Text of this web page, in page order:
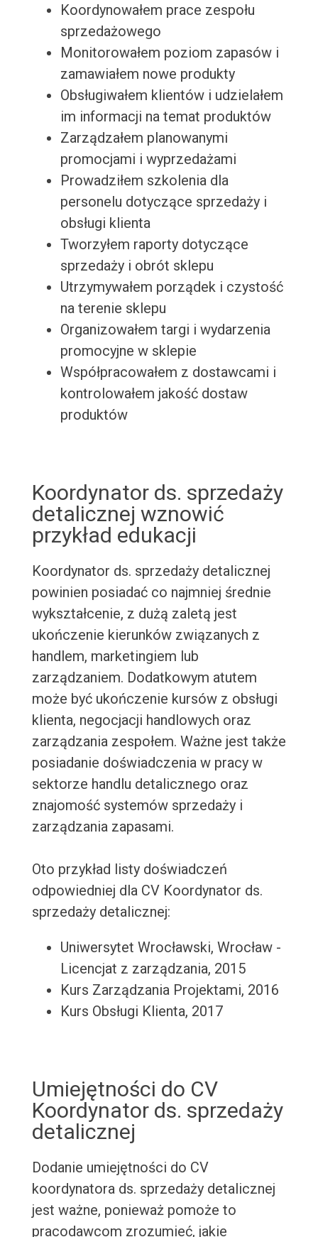
Koordynowałem prace zespołu
sprzedażowego
Monitorowałem poziom zapasów i
zamawiałem nowe produkty
Obsługiwałem klientów i udzielałem
im informacji na temat produktów
Zarządzałem planowanymi
promocjami i wyprzedażami
Prowadziłem szkolenia dla
personelu dotyczące sprzedaży i
obsługi klienta
Tworzyłem raporty dotyczące
sprzedaży i obrót sklepu
Utrzymywałem porządek i czystość
na terenie sklepu
Organizowałem targi i wydarzenia
promocyjne w sklepie
Współpracowałem z dostawcami i
kontrolowałem jakość dostaw
produktów
Koordynator ds. sprzedaży
detalicznej wznowić
przykład edukacji
Koordynator ds. sprzedaży detalicznej
powinien posiadać co najmniej średnie
wykształcenie, z dużą zaletą jest
ukończenie kierunków związanych z
handlem, marketingiem lub
zarządzaniem. Dodatkowym atutem
może być ukończenie kursów z obsługi
klienta, negocjacji handlowych oraz
zarządzania zespołem. Ważne jest także
posiadanie doświadczenia w pracy w
sektorze handlu detalicznego oraz
znajomość systemów sprzedaży i
zarządzania zapasami.
Oto przykład listy doświadczeń
odpowiedniej dla CV Koordynator ds.
sprzedaży detalicznej:
Uniwersytet Wrocławski, Wrocław -
Licencjat z zarządzania, 2015
Kurs Zarządzania Projektami, 2016
Kurs Obsługi Klienta, 2017
Umiejętności do CV
Koordynator ds. sprzedaży
detalicznej
Dodanie umiejętności do CV
koordynatora ds. sprzedaży detalicznej
jest ważne, ponieważ pomoże to
pracodawcom zrozumieć, jakie